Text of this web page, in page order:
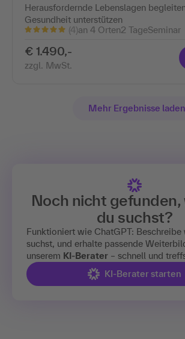
Herausfordernde Lebenslagen
Gesundheit unterstützen
(4)an 4 Orten2 TageSeminar
€ 1.490,-
zzgl. MwSt.
Mehr Ergebnisse laden
Noch nicht gefunden,
du suchst?
Funktioniert wie ChatGPT: Beschreibe
suchst, und erhalte passende
unserem KI-Berater – schnell und
KI-Berater starten